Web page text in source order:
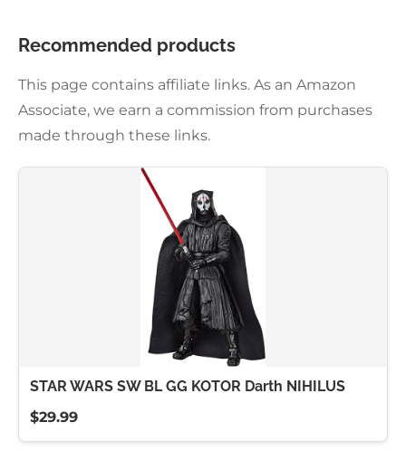
Recommended products
This page contains affiliate links. As an Amazon
Associate, we earn a commission from purchases
made through these links.
STAR WARS SW BL GG KOTOR Darth NIHILUS
$29.99